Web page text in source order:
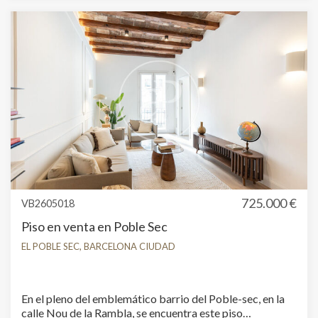
gran patio interior, de 20 m2, nos permite desayunar,
comer y cenar sin ningún problema. Contiguo al patio,
una habitación con baño dentro de la habitación. A
través de un ascensor, accedemos a una entreplanta
donde nos recibe un despacho con muchísima
certificado energético. Si trabajas desde casa y quieres
tener tu vivienda en el mismo sitio donde trabajas, este
bajo es una buenísima opción.
VB2605018
725.000 €
Piso en venta en Poble Sec
EL POBLE SEC, BARCELONA CIUDAD
En el pleno del emblemático barrio del Poble-sec, en la
calle Nou de la Rambla, se encuentra este piso